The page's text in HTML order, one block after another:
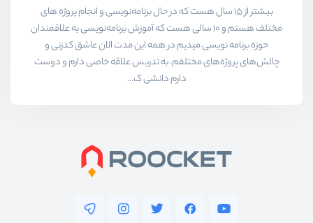
بیشتر از ۱۵ سال هست که در حال برنامه‌نویسی و انجام پروژه های
مختلف هستم و ۱۰ سالی هست که آموزش برنامه‌نویسی به علاقمندان
حوزه برنامه نویسی میدیم در همه این مدت الان عاشق کدزنی و
چالش‌های پروژه‌های مختلفم. به تدریس علاقه خاصی دارم و دوست
دارم دانشی ک...